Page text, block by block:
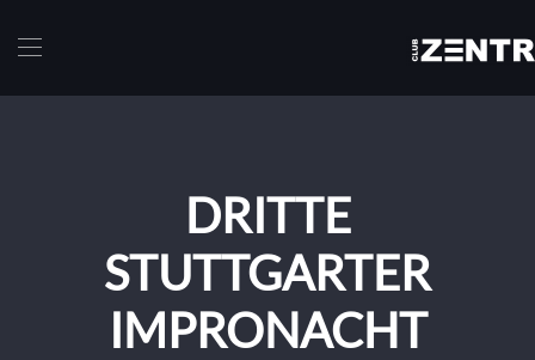
DRITTE
STUTTGARTER
IMPRONACHT